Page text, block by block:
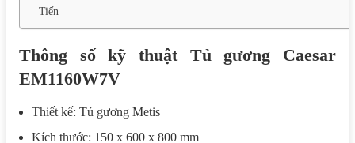
Tiến
Thông số kỹ thuật Tủ gương Caesar
EM1160W7V
Thiết kế: Tủ gương Metis
Kích thước: 150 x 600 x 800 mm